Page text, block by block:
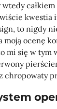
kwestia
to nigdy
moją ocenę
mi się w tym
chropowaty